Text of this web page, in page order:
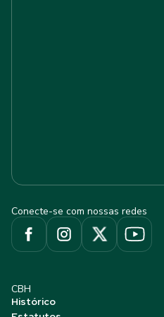
Conecte-se com nossas redes
CBH
Histórico